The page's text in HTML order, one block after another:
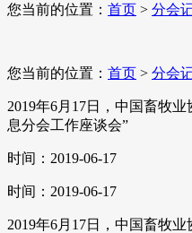
您当前的位置： 首页 > 分会
您当前的位置： 首页 > 分会
​2019年6月17日，中国畜牧
息分会工作座谈会”
时间：2019-06-17
时间：2019-06-17
2019年6月17日，中国畜牧